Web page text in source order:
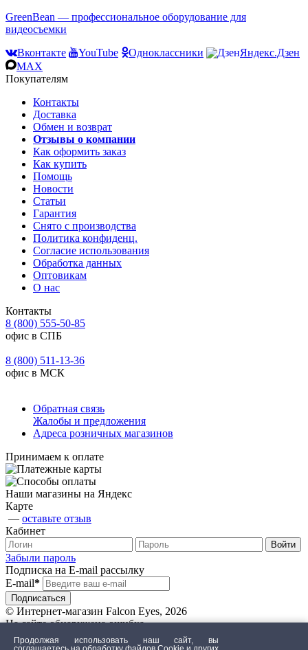
GreenBean — профессиональное оборудование для
видеосъемки
Вконтакте
YouTube Одноклассники
Яндекс.Дзен
MAX
Покупателям
Контакты
Доставка
Обмен и возврат
Отзывы о компании
Как оформить заказ
Как купить
Помощь
Новости
Статьи
Гарантия
Снято с производства
Политика конфиденц.
Согласие использования
Обработка данных
Оптовикам
О нас
Контакты
8 (800) 555-50-85
офис в СПБ
8 (800) 511-13-36
офис в МСК
Обратная связь
Жалобы и предложения
Адреса розничных магазинов
Принимаем к оплате
Наши магазины на Яндекс
Карте
— оставьте отзыв
Кабинет
Забыли пароль
Подписка на E-mail рассылку
E-mail*
© Интернет-магазин Falcon Eyes, 2026
На сайте обнаружена ошибка
Продолжая использовать наш сайт, вы